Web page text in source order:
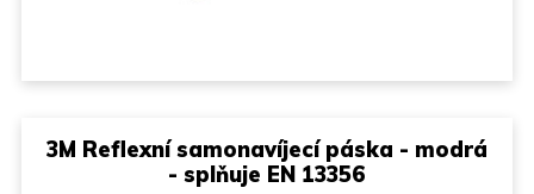
3M Reflexní samonavíjecí páska - modrá
- splňuje EN 13356